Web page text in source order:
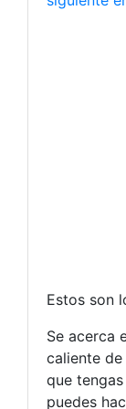
Estos son
Se acerca
caliente
que
puedes